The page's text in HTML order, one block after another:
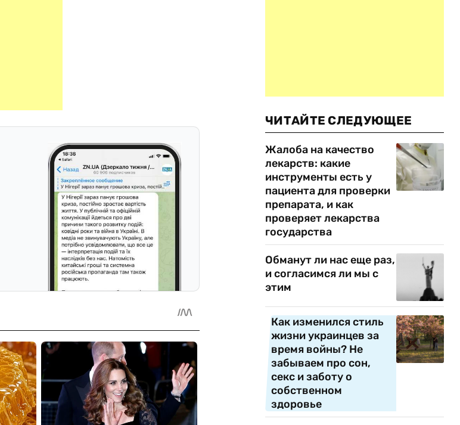
ЧИТАЙТЕ СЛЕДУЮЩЕЕ
Жалоба на качество
лекарств: какие
инструменты есть у
пациента для проверки
препарата, и как
проверяет лекарства
государства
Обманут ли нас еще раз,
и согласимся ли мы с
этим
Как изменился стиль
жизни украинцев за
время войны? Не
забываем про сон,
секс и заботу о
собственном
здоровье